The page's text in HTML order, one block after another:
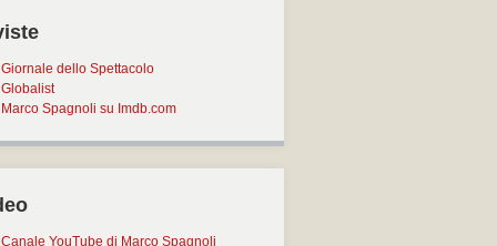
Giornale dello Spettacolo
Globalist
Marco Spagnoli su Imdb.com
Canale YouTube di Marco Spagnoli